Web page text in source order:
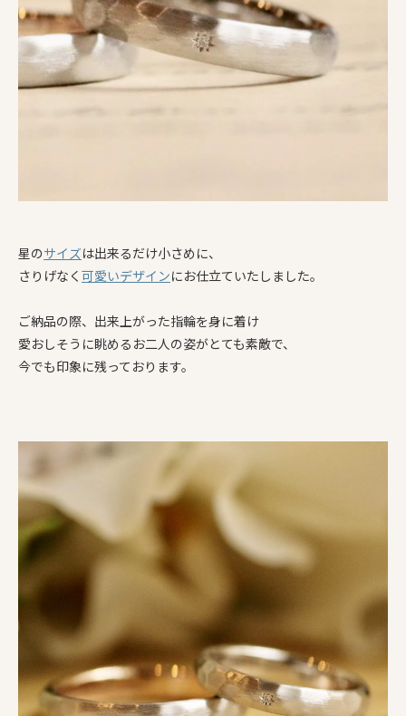
星のサイズは出来るだけ小さめに、
さりげなく 可愛いデザインにお仕立ていたしました。
ご納品の際、出来上がった指輪を身に着け
愛おしそうに眺めるお二人の姿がとても素敵で、
今でも印象に残っております。